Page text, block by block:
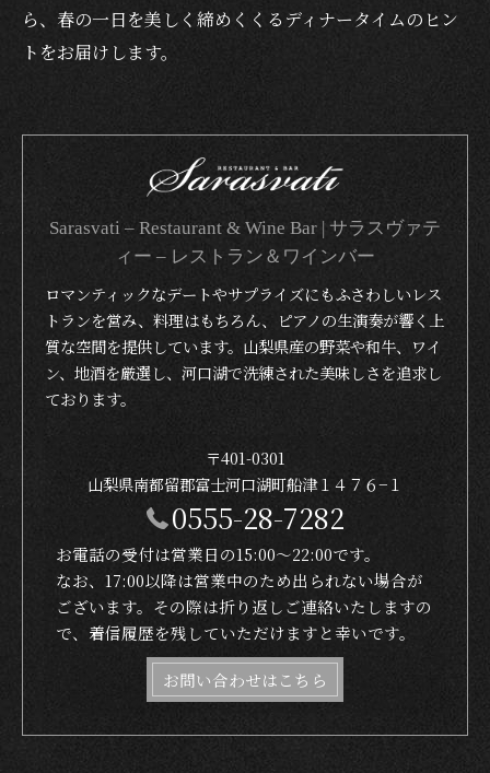
ら、春の一日を美しく締めくくるディナータイムのヒン
トをお届けします。
Sarasvati – Restaurant & Wine Bar | サラスヴァテ
ィー – レストラン＆ワインバー
ロマンティックなデートやサプライズにもふさわしいレス
トランを営み、料理はもちろん、ピアノの生演奏が響く上
質な空間を提供しています。山梨県産の野菜や和牛、ワイ
ン、地酒を厳選し、河口湖で洗練された美味しさを追求し
ております。
〒401-0301
山梨県南都留郡富士河口湖町船津１４７６−１
0555-28-7282
お電話の受付は営業日の15:00〜22:00です。
なお、17:00以降は営業中のため出られない場合が
ございます。その際は折り返しご連絡いたしますの
で、着信履歴を残していただけますと幸いです。
お問い合わせはこちら